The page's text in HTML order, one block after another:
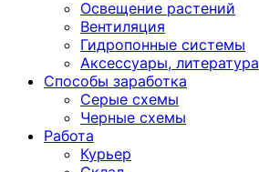
Освещение растений
Вентиляция
Гидропонные системы
Аксессуары, литература
Способы заработка
Серые схемы
Черные схемы
Работа
Курьер